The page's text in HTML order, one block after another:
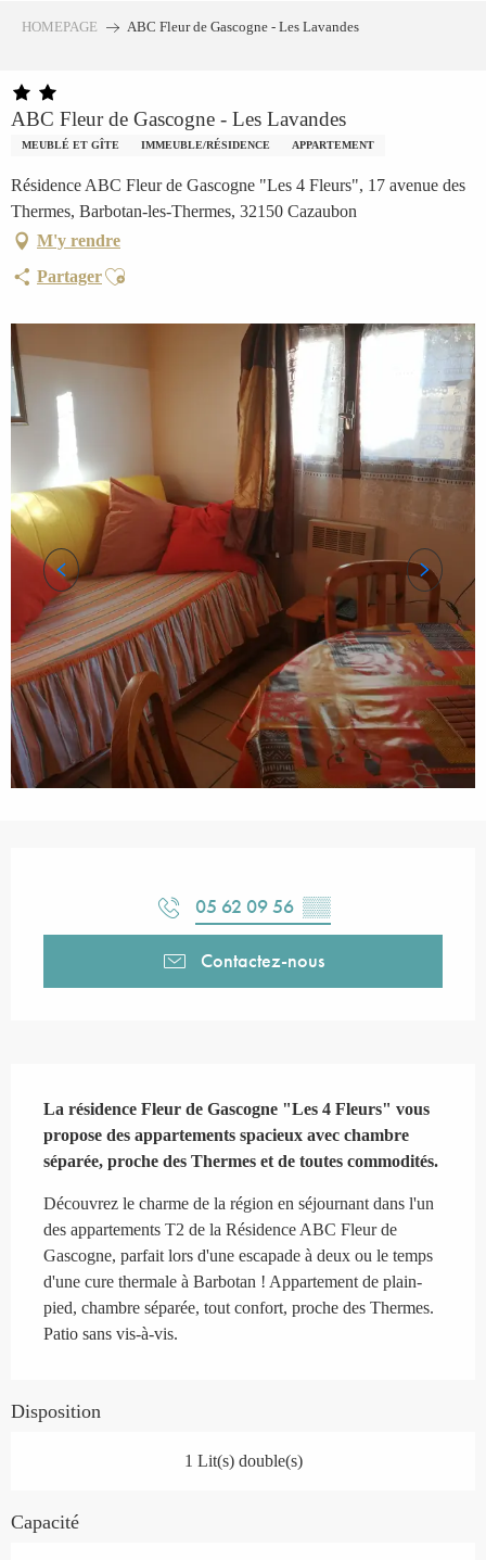
principal
HOMEPAGE ABC Fleur de Gascogne - Les Lavandes
ABC Fleur de Gascogne - Les Lavandes
MEUBLÉ ET GÎTE IMMEUBLE/RÉSIDENCE APPARTEMENT
Résidence ABC Fleur de Gascogne "Les 4 Fleurs", 17 avenue des
Thermes, Barbotan-les-Thermes, 32150 Cazaubon
M'y rendre
PartagerAjouter aux favoris
05 62 09 56 ▒▒
Contactez-nous
La résidence Fleur de Gascogne "Les 4 Fleurs" vous
propose des appartements spacieux avec chambre
séparée, proche des Thermes et de toutes commodités.
Découvrez le charme de la région en séjournant dans l'un
des appartements T2 de la Résidence ABC Fleur de
Gascogne, parfait lors d'une escapade à deux ou le temps
d'une cure thermale à Barbotan ! Appartement de plain-
pied, chambre séparée, tout confort, proche des Thermes.
Patio sans vis-à-vis.
Disposition
1 Lit(s) double(s)
Capacité